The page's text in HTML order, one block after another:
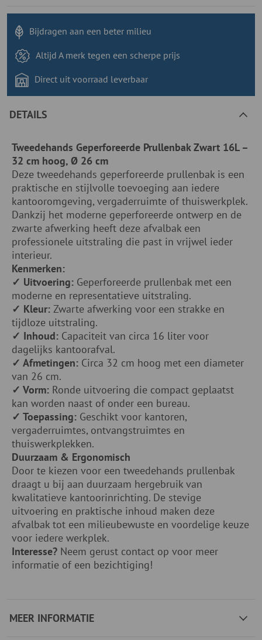
Bijdragen aan een beter milieu
Altijd A merk tegen een scherpe prijs
Direct uit voorraad leverbaar
DETAILS
Tweedehands Geperforeerde Prullenbak Zwart 16L –
32 cm hoog, Ø 26 cm
Deze tweedehands geperforeerde prullenbak is een
praktische en stijlvolle toevoeging aan iedere
kantooromgeving, vergaderruimte of thuiswerkplek.
Dankzij het moderne geperforeerde ontwerp en de
zwarte afwerking heeft deze afvalbak een
professionele uitstraling die past in vrijwel ieder
interieur.
Kenmerken:
✓ Uitvoering: Geperforeerde prullenbak met een
moderne en representatieve uitstraling.
✓ Kleur: Zwarte afwerking voor een strakke en
tijdloze uitstraling.
✓ Inhoud: Capaciteit van circa 16 liter voor
dagelijks kantoorafval.
✓ Afmetingen: Circa 32 cm hoog met een diameter
van 26 cm.
✓ Vorm: Ronde uitvoering die compact geplaatst
kan worden naast of onder een bureau.
✓ Toepassing: Geschikt voor kantoren,
vergaderruimtes, ontvangstruimtes en
thuiswerkplekken.
Duurzaam & Ergonomisch
Door te kiezen voor een tweedehands prullenbak
draagt u bij aan duurzaam hergebruik van
kwalitatieve kantoorinrichting. De stevige
uitvoering en praktische inhoud maken deze
afvalbak tot een milieubewuste en voordelige keuze
voor iedere werkplek.
Interesse? Neem gerust contact op voor meer
informatie of een bezichtiging!
MEER INFORMATIE